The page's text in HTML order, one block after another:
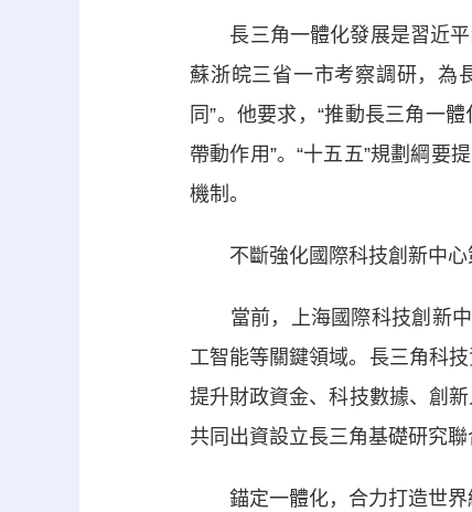
長三角一體化發展是習近平
蘇浙皖三省一市考察調研，為
同”。他要求，“推動長三角一
帶動作用”。“十五五”規劃綱要
機制。
不斷強化國際科技創新中心
當前，上海國際科技創新中
工智能等關鍵領域。長三角科
提升財政資金、科技數據、創新
共同出資設立長三角基礎研究聯
錨定一體化，合力打造世界